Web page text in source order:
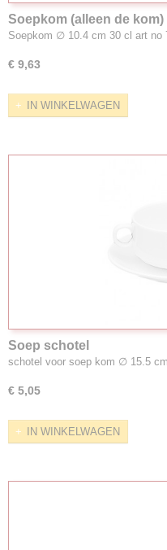
Soepkom (alleen de kom)
Soepkom ∅ 10.4 cm 30 cl art no
€ 9,63
IN WINKELWAGEN
Soep schotel
schotel voor soep kom ∅ 15.5
€ 5,05
IN WINKELWAGEN